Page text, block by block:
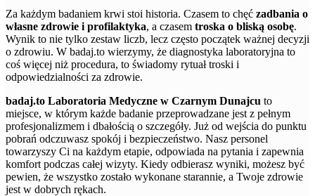
Za każdym badaniem krwi stoi historia. Czasem to chęć zadbania o
własne zdrowie i profilaktyka, a czasem troska o bliską osobę.
Wynik to nie tylko zestaw liczb, lecz często początek ważnej decyzji
o zdrowiu. W badaj.to wierzymy, że diagnostyka laboratoryjna to
coś więcej niż procedura, to świadomy rytuał troski i
odpowiedzialności za zdrowie.
badaj.to Laboratoria Medyczne w Czarnym Dunajcu to
miejsce, w którym każde badanie przeprowadzane jest z pełnym
profesjonalizmem i dbałością o szczegóły. Już od wejścia do punktu
pobrań odczuwasz spokój i bezpieczeństwo. Nasz personel
towarzyszy Ci na każdym etapie, odpowiada na pytania i zapewnia
komfort podczas całej wizyty. Kiedy odbierasz wyniki, możesz być
pewien, że wszystko zostało wykonane starannie, a Twoje zdrowie
jest w dobrych rękach.